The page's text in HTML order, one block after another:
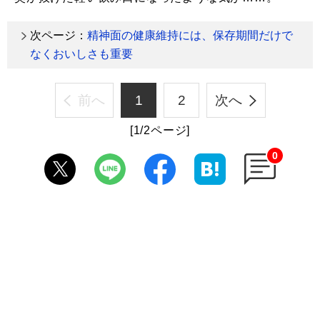
次ページ： 精神面の健康維持には、保存期間だけで
なくおいしさも重要
前へ 1 2 次へ
[1/2ページ]
0